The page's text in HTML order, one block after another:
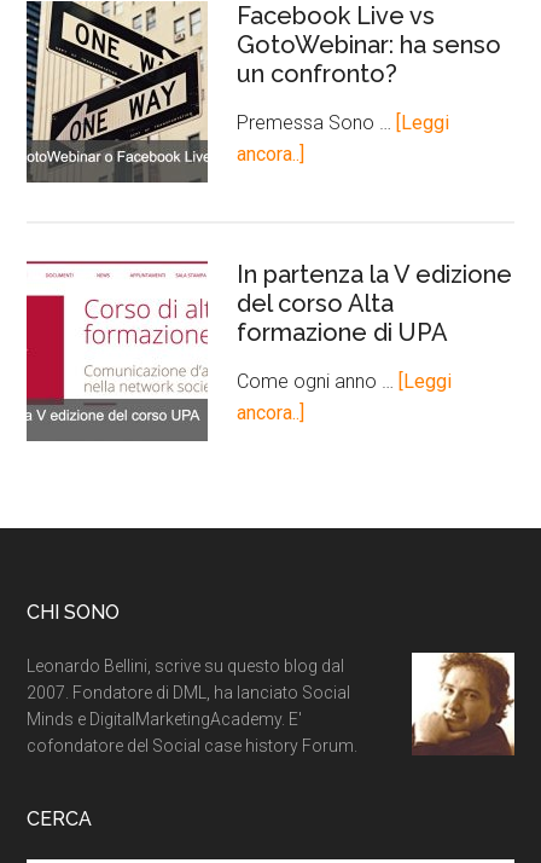
Facebook Live vs
GotoWebinar: ha senso
un confronto?
Premessa Sono …
[Leggi
ancora..]
In partenza la V edizione
del corso Alta
formazione di UPA
Come ogni anno …
[Leggi
ancora..]
CHI SONO
Leonardo Bellini, scrive su questo blog dal
2007. Fondatore di DML, ha lanciato Social
Minds e DigitalMarketingAcademy. E'
cofondatore del Social case history Forum.
CERCA